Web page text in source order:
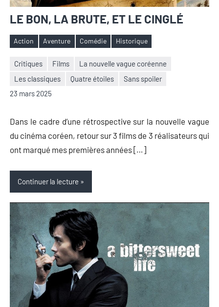
LE BON, LA BRUTE, ET LE CINGLÉ
Étiquettes
Action Aventure Comédie Historique
Critiques Films
La nouvelle vague coréenne
Les classiques
Quatre étoiles
Sans spoiler
23 mars 2025
Nicolas
Auger
Aucun
commentaire
Dans le cadre d’une rétrospective sur la nouvelle vague
du cinéma coréen, retour sur 3 films de 3 réalisateurs qui
ont marqué mes premières années […]
Continuer la lecture